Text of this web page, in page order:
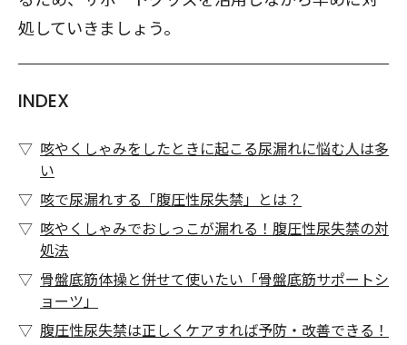
処していきましょう。
INDEX
咳やくしゃみをしたときに起こる尿漏れに悩む人は多
い
咳で尿漏れする「腹圧性尿失禁」とは？
咳やくしゃみでおしっこが漏れる！腹圧性尿失禁の対
処法
骨盤底筋体操と併せて使いたい「骨盤底筋サポートシ
ョーツ」
腹圧性尿失禁は正しくケアすれば予防・改善できる！